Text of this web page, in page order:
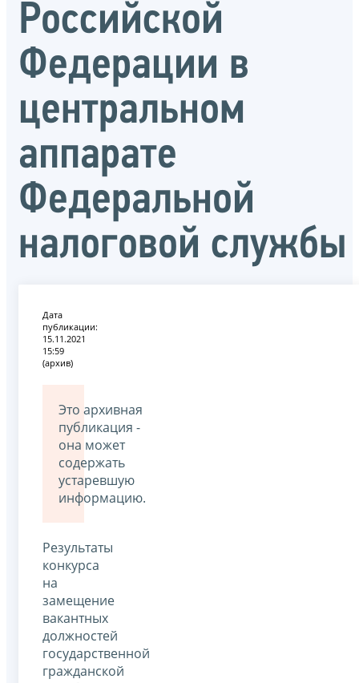
Российской
Федерации в
центральном
аппарате
Федеральной
налоговой службы
Дата
публикации:
15.11.2021
15:59
(архив)
Это архивная
публикация -
она может
содержать
устаревшую
информацию.
Результаты
конкурса
на
замещение
вакантных
должностей
государственной
гражданской